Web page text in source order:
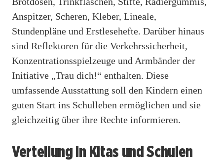
Anspitzer, Scheren, Kleber, Lineale,
Stundenpläne und Erstlesehefte. Darüber hinaus
sind Reflektoren für die Verkehrssicherheit,
Konzentrationsspielzeuge und Armbänder der
Initiative „Trau dich!“ enthalten. Diese
umfassende Ausstattung soll den Kindern einen
guten Start ins Schulleben ermöglichen und sie
gleichzeitig über ihre Rechte informieren.
Verteilung in Kitas und Schulen